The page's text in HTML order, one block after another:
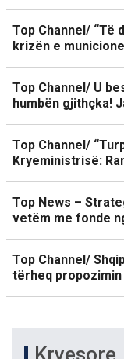
Top Channel/ “Të
krizën e
Top Channel/ U
humbën gjithçka!
Top Channel/
Kryeministrisë:
Top News –
vetëm me fonde
Top Channel/
tërheq
Kryesore